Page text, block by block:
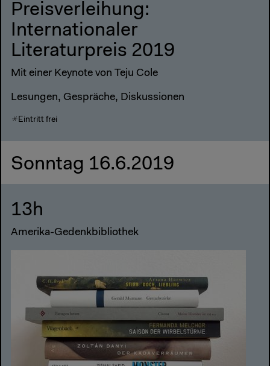
Preisverleihung:
Internationaler
Literaturpreis 2019
Mit einer Keynote von Teju Cole
Lesungen, Gespräche, Diskussionen
Eintritt frei
Sonntag 16.6.2019
13h
Amerika-Gedenkbibliothek